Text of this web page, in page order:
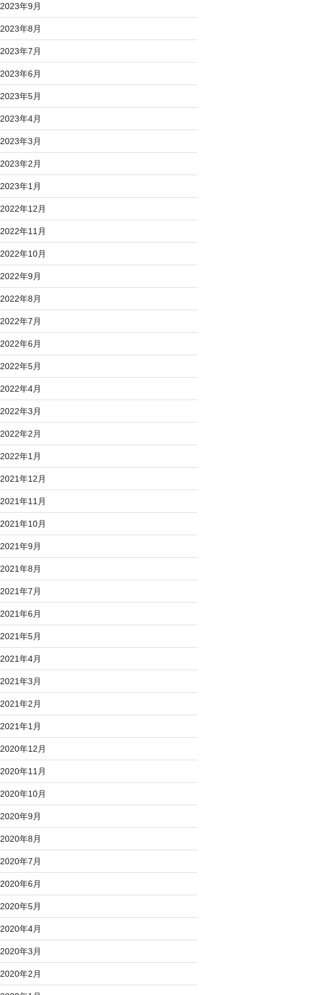
2023年9月
2023年8月
2023年7月
2023年6月
2023年5月
2023年4月
2023年3月
2023年2月
2023年1月
2022年12月
2022年11月
2022年10月
2022年9月
2022年8月
2022年7月
2022年6月
2022年5月
2022年4月
2022年3月
2022年2月
2022年1月
2021年12月
2021年11月
2021年10月
2021年9月
2021年8月
2021年7月
2021年6月
2021年5月
2021年4月
2021年3月
2021年2月
2021年1月
2020年12月
2020年11月
2020年10月
2020年9月
2020年8月
2020年7月
2020年6月
2020年5月
2020年4月
2020年3月
2020年2月